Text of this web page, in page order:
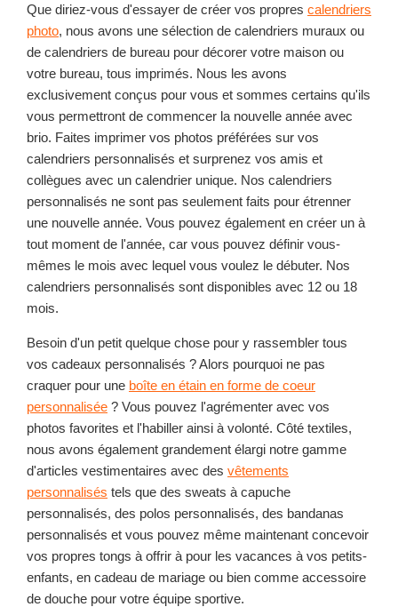
Que diriez-vous d'essayer de créer vos propres calendriers
photo, nous avons une sélection de calendriers muraux ou
de calendriers de bureau pour décorer votre maison ou
votre bureau, tous imprimés. Nous les avons
exclusivement conçus pour vous et sommes certains qu'ils
vous permettront de commencer la nouvelle année avec
brio. Faites imprimer vos photos préférées sur vos
calendriers personnalisés et surprenez vos amis et
collègues avec un calendrier unique. Nos calendriers
personnalisés ne sont pas seulement faits pour étrenner
une nouvelle année. Vous pouvez également en créer un à
tout moment de l'année, car vous pouvez définir vous-
mêmes le mois avec lequel vous voulez le débuter. Nos
calendriers personnalisés sont disponibles avec 12 ou 18
mois.
Besoin d'un petit quelque chose pour y rassembler tous
vos cadeaux personnalisés ? Alors pourquoi ne pas
craquer pour une boîte en étain en forme de coeur
personnalisée ? Vous pouvez l'agrémenter avec vos
photos favorites et l'habiller ainsi à volonté. Côté textiles,
nous avons également grandement élargi notre gamme
d'articles vestimentaires avec des vêtements
personnalisés tels que des sweats à capuche
personnalisés, des polos personnalisés, des bandanas
personnalisés et vous pouvez même maintenant concevoir
vos propres tongs à offrir à pour les vacances à vos petits-
enfants, en cadeau de mariage ou bien comme accessoire
de douche pour votre équipe sportive.